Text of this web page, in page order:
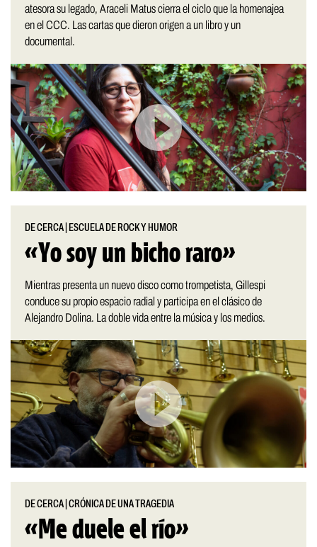
atesora su legado, Araceli Matus cierra el ciclo que la homenajea
en el CCC. Las cartas que dieron origen a un libro y un
documental.
DE CERCA ESCUELA DE ROCK Y HUMOR
«Yo soy un bicho raro»
Mientras presenta un nuevo disco como trompetista, Gillespi
conduce su propio espacio radial y participa en el clásico de
Alejandro Dolina. La doble vida entre la música y los medios.
DE CERCA |CRÓNICA DE UNA TRAGEDIA
«Me duele el río»